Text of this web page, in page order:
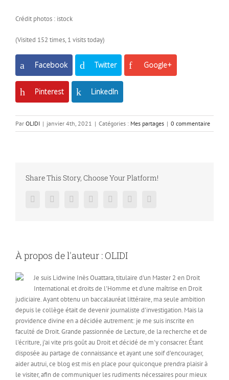
Crédit photos : istock
(Visited 152 times, 1 visits today)
Facebook Twitter Google+
Pinterest LinkedIn
Par OLIDI | janvier 4th, 2021 | Catégories : Mes partages | 0 commentaire
Share This Story, Choose Your Platform!
FacebookTwitter LinkedInReddit Google+Pinterest
À propos de l'auteur : OLIDI
Je suis Lidwine Inès Ouattara, titulaire d'un Master 2 en Droit
International et droits de l'Homme et d'une maîtrise en Droit
judiciaire. Ayant obtenu un baccalauréat littéraire, ma seule ambition
depuis le collège était de devenir journaliste d'investigation. Mais la
providence divine en a décidée autrement: je me suis inscrite en
faculté de Droit. Grande passionnée de Lecture, de la recherche et de
l'écriture, j'ai vite pris goût au Droit et décidé de m'y consacrer. Étant
disposée au partage de connaissance et ayant une soif d'encourager,
aider autrui, ce blog est mis en place pour quiconque prendra plaisir à
le visiter, afin de communiquer les rudiments nécessaires pour mieux